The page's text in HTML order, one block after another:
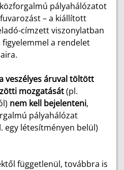
pályahálózatot
– a kiállított
címzett viszonylatban
figyelemmel a rendelet
veszélyes áruval töltött
mozgatását(pl.
nem kell bejelenteni,
pályahálózat
egy létesítményen belül)
függetlenül, továbbra is